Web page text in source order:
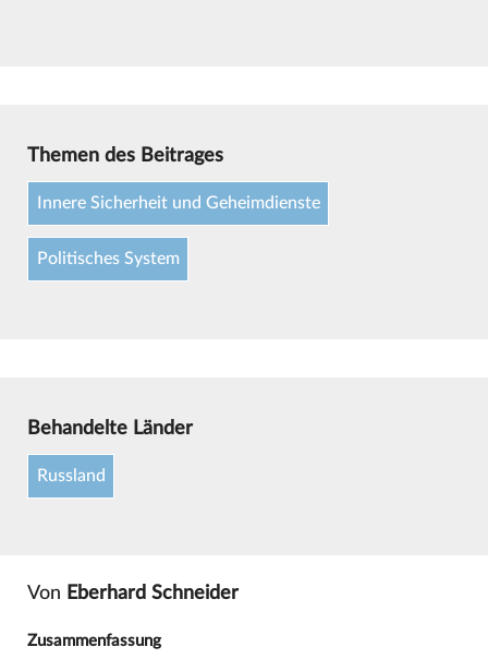
Themen des Beitrages
Innere Sicherheit und Geheimdienste
Politisches System
Behandelte Länder
Russland
Von Eberhard Schneider
Zusammenfassung